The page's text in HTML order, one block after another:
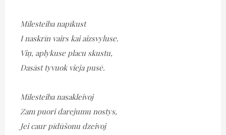
Mīlesteiba napīkust
I naskrīn vairs kai aizsvyluse.
Viņ, aplykuse placu skustu,
Dasāst tyvuok vieja pusē.
Mīlesteiba nasakleivoj
Zam puori darejumu nostys,
Jei caur pīdūšonu dzeivoj